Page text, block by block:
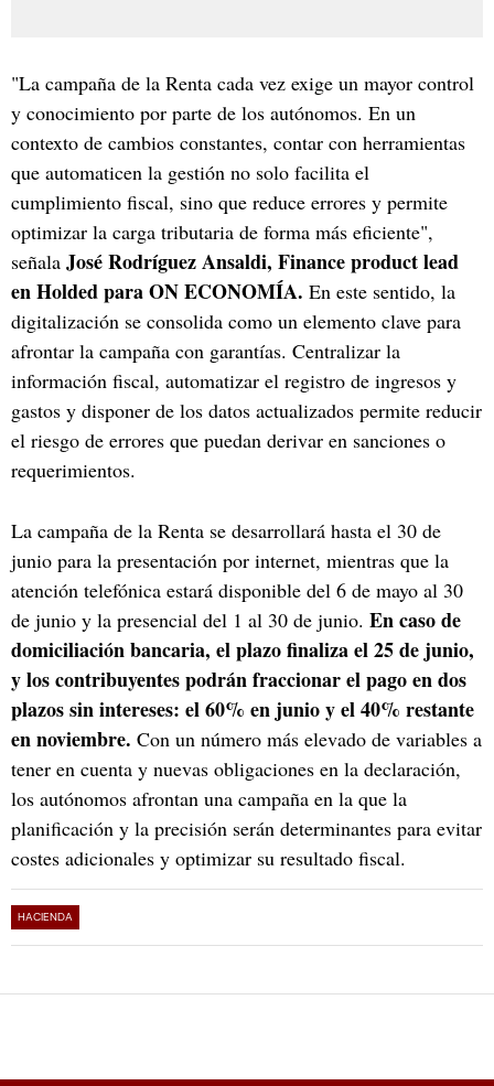
"La campaña de la Renta cada vez exige un mayor control
y conocimiento por parte de los autónomos. En un
contexto de cambios constantes, contar con herramientas
que automaticen la gestión no solo facilita el
cumplimiento fiscal, sino que reduce errores y permite
optimizar la carga tributaria de forma más eficiente",
señala José Rodríguez Ansaldi, Finance product lead
en Holded para ON ECONOMÍA. En este sentido, la
digitalización se consolida como un elemento clave para
afrontar la campaña con garantías. Centralizar la
información fiscal, automatizar el registro de ingresos y
gastos y disponer de los datos actualizados permite reducir
el riesgo de errores que puedan derivar en sanciones o
requerimientos.
La campaña de la Renta se desarrollará hasta el 30 de
junio para la presentación por internet, mientras que la
atención telefónica estará disponible del 6 de mayo al 30
de junio y la presencial del 1 al 30 de junio. En caso de
domiciliación bancaria, el plazo finaliza el 25 de junio,
y los contribuyentes podrán fraccionar el pago en dos
plazos sin intereses: el 60% en junio y el 40% restante
en noviembre. Con un número más elevado de variables a
tener en cuenta y nuevas obligaciones en la declaración,
los autónomos afrontan una campaña en la que la
planificación y la precisión serán determinantes para evitar
costes adicionales y optimizar su resultado fiscal.
HACIENDA